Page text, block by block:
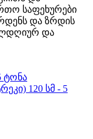
საფეხურები
და ზრდის
და